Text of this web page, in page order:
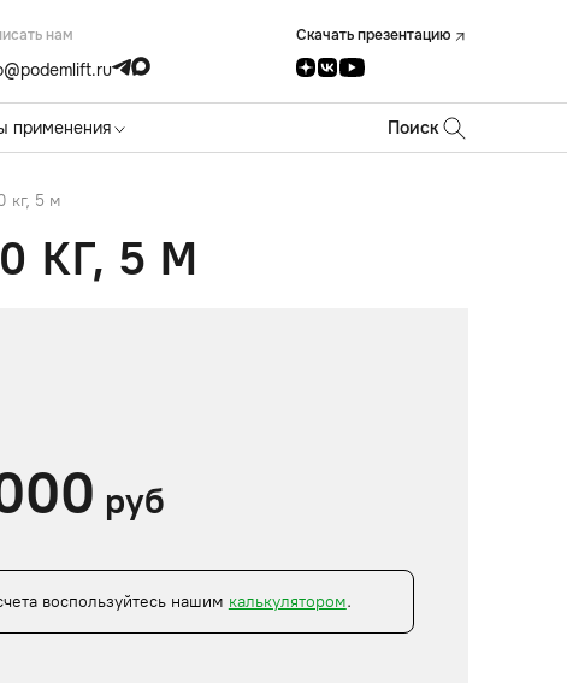
нам Скачать презентацию
применения Поиск
кг, 5 м
КГ, 5 М
руб
воспользуйтесь нашим калькулятором.